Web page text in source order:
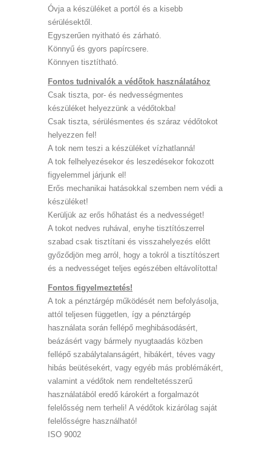
Óvja a készüléket a portól és a kisebb
sérülésektől.
Egyszerűen nyitható és zárható.
Könnyű és gyors papírcsere.
Könnyen tisztítható.
Fontos tudnivalók a védőtok használatához
Csak tiszta, por- és nedvességmentes
készüléket helyezzünk a védőtokba!
Csak tiszta, sérülésmentes és száraz védőtokot
helyezzen fel!
A tok nem teszi a készüléket vízhatlanná!
A tok felhelyezésekor és leszedésekor fokozott
figyelemmel járjunk el!
Erős mechanikai hatásokkal szemben nem védi a
készüléket!
Kerüljük az erős hőhatást és a nedvességet!
A tokot nedves ruhával, enyhe tisztítószerrel
szabad csak tisztítani és visszahelyezés előtt
győződjön meg arról, hogy a tokról a tisztítószert
és a nedvességet teljes egészében eltávolította!
Fontos figyelmeztetés!
A tok a pénztárgép működését nem befolyásolja,
attól teljesen független, így a pénztárgép
használata során fellépő meghibásodásért,
beázásért vagy bármely nyugtaadás közben
fellépő szabálytalanságért, hibákért, téves vagy
hibás beütésekért, vagy egyéb más problémákért,
valamint a védőtok nem rendeltetésszerű
használatából eredő károkért a forgalmazót
felelősség nem terheli! A védőtok kizárólag saját
felelősségre használható!
ISO 9002